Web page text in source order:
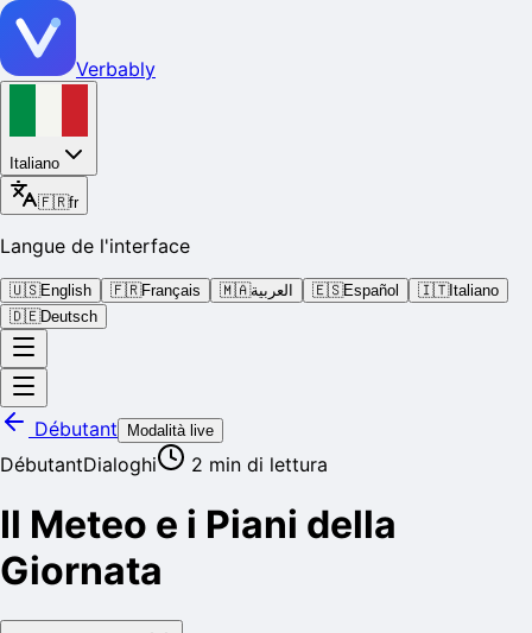
Verbably
Italiano
🇫🇷fr
Langue de l'interface
🇺🇸English 🇫🇷Français 🇲🇦العربية 🇪🇸Español 🇮🇹Italiano
🇩🇪Deutsch
Débutant Modalità live
DébutantDialoghi 2 min di lettura
Il Meteo e i Piani della
Giornata